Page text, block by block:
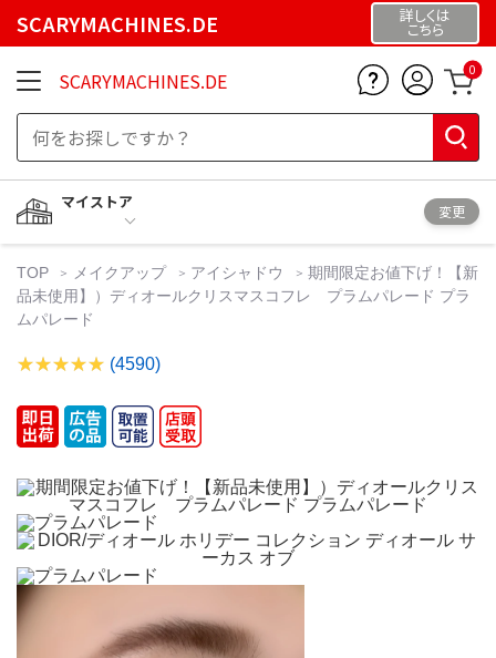
SCARYMACHINES.DE 詳しくは
こちら
SCARYMACHINES.DE 0
マイストア
変更
TOP メイクアップ アイシャドウ
期間限定お値下げ！【新
品未使用】）ディオールクリスマスコフレ プラムパレード プラ
ムパレード
(4590)